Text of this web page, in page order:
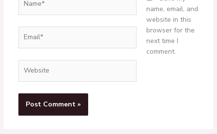
name, email, and
website in this
browser for the
next time I
comment.